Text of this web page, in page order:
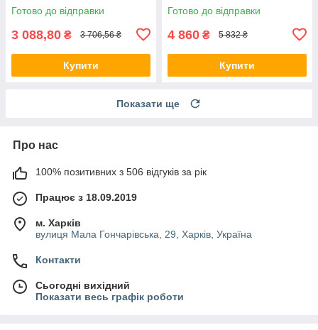
Готово до відправки
3 088,80 ₴ 3 706,56 ₴
Купити
Готово до відправки
4 860 ₴ 5 832 ₴
Купити
Показати ще
Про нас
100% позитивних з 506 відгуків за рік
Працює з 18.09.2019
м. Харків
вулиця Мала Гончарівська, 29, Харків, Україна
Контакти
Сьогодні вихідний
Показати весь графік роботи